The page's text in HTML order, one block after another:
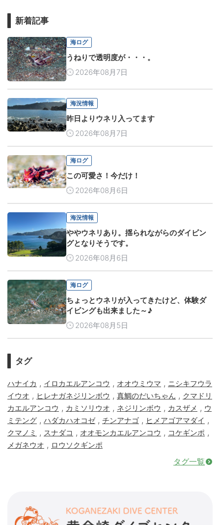
新着記事
海ログ
うねりで透明度が・・・。
2026年08月7日
海況情報
昨日よりウネリ入ってます
2026年08月7日
海ログ
この可愛さ！今だけ！
2026年08月6日
海況情報
ややウネリあり。揺られながらのダイビン
グとなりそうです。
2026年08月6日
海ログ
ちょっとウネリが入ってきたけど、体験ダ
イビングも出来ました～♪
2026年08月5日
タグ
ハナイカ , イロカエルアンコウ , オオウミウマ , ニシキフウラ
イウオ , ヒレナガネジリンボウ , 真鯛のだいちゃん , クマドリ
カエルアンコウ , カミソリウオ , ネジリンボウ , カスザメ , ウ
ミテング , ハダカハオコゼ, チンアナゴ , ヒメアゴアマダイ ,
クマノミ , スナダコ , オオモンカエルアンコウ , コケギンポ ,
メガネウオ , ロウソクギンポ
タグ一覧